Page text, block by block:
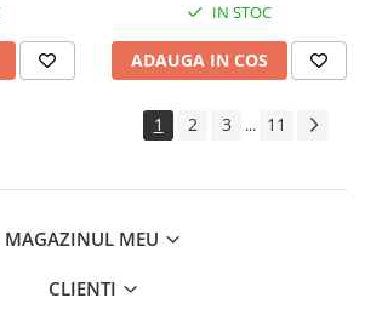
IN STOC
ADAUGA IN COS
1 2 3 ... 11
MAGAZINUL MEU
CLIENTI